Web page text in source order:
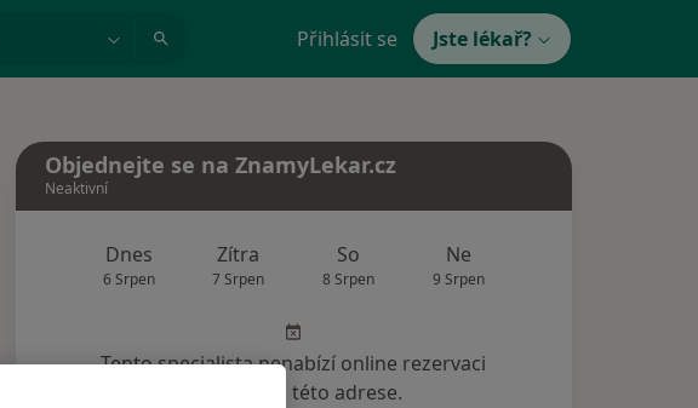
Přihlásit se Jste lékař?
Objednejte se na ZnamyLekar.cz
Neaktivní
Dnes
6 Srpen
Zítra
7 Srpen
So
8 Srpen
Ne
9 Srpen
Tento specialista nenabízí online rezervaci
termínu na této adrese.